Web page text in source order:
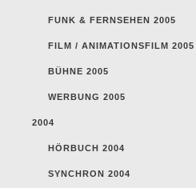
FUNK & FERNSEHEN 2005
FILM / ANIMATIONSFILM 2005
BÜHNE 2005
WERBUNG 2005
2004
HÖRBUCH 2004
SYNCHRON 2004